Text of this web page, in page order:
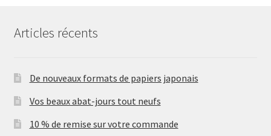
Articles récents
De nouveaux formats de papiers japonais
Vos beaux abat-jours tout neufs
10 % de remise sur votre commande